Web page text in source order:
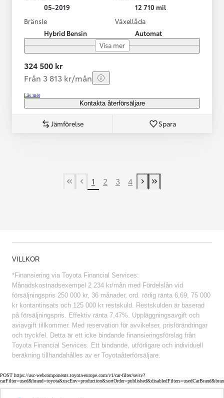
05-2019
12 710 mil
Bränsle
Hybrid Bensin
Växellåda
Automat
Visa mer
324 500 kr
Från 3 813 kr/mån
Läs mer
Kontakta återförsäljare
Jämförelse Spara
First Page
Previous page
1 2 3 4
Next page
Last Page
VILLKOR
*Finansiering via Toyota Financial Services:
Månadskostnadsexempel 2 234 kr/mån med Fördelslån vid
försäljningspris 250 000 kr, 36 månader, ord. rörlig ränta 6,69, 75 000
kr kontantinsats och 125 000 kr restskuld. Restskulden är baserad
på försäljningspris. Effektiv ränta 7,47%. Uppläggningsavgift och
aviavgift tillkommer. Med reservation för avvikelser, prisförändringar
och tryckfel. Detta är ett icke bindande finansieringsförslag från
Toyota Financial Services. Ett bindande, utförligare och individuell
beräkning tillhandahålles av er Toyotaåterförsäljare.
POST https://usc-webcomponents.toyota-europe.com/v1/car-filter/se/sv?